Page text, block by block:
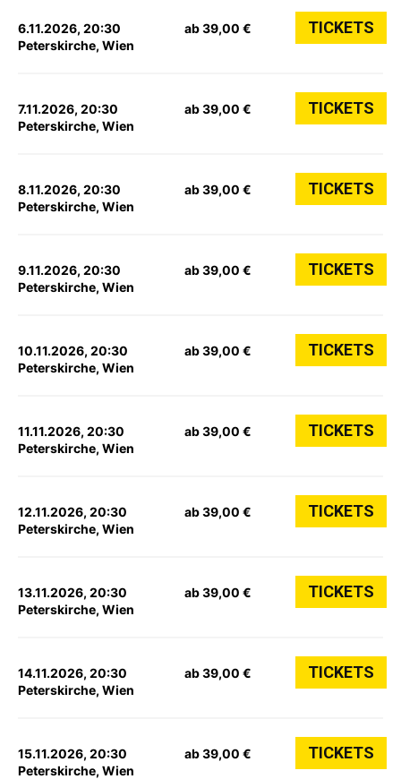
6.11.2026, 20:30
Peterskirche, Wien
ab 39,00 € TICKETS
7.11.2026, 20:30
Peterskirche, Wien
ab 39,00 € TICKETS
8.11.2026, 20:30
Peterskirche, Wien
ab 39,00 € TICKETS
9.11.2026, 20:30
Peterskirche, Wien
ab 39,00 € TICKETS
10.11.2026, 20:30
Peterskirche, Wien
ab 39,00 € TICKETS
11.11.2026, 20:30
Peterskirche, Wien
ab 39,00 € TICKETS
12.11.2026, 20:30
Peterskirche, Wien
ab 39,00 € TICKETS
13.11.2026, 20:30
Peterskirche, Wien
ab 39,00 € TICKETS
14.11.2026, 20:30
Peterskirche, Wien
ab 39,00 € TICKETS
15.11.2026, 20:30
Peterskirche, Wien
ab 39,00 € TICKETS